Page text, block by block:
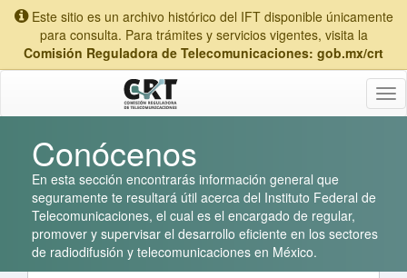
Este sitio es un archivo histórico del IFT disponible únicamente
para consulta. Para trámites y servicios vigentes, visita la
Comisión Reguladora de Telecomunicaciones: gob.mx/crt
Conócenos
En esta sección encontrarás información general que
seguramente te resultará útil acerca del Instituto Federal de
Telecomunicaciones, el cual es el encargado de regular,
promover y supervisar el desarrollo eficiente en los sectores
de radiodifusión y telecomunicaciones en México.